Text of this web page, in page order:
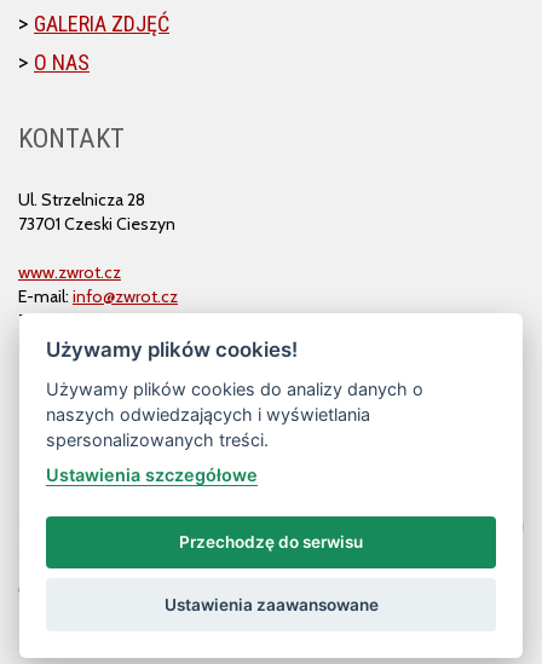
GALERIA ZDJĘĆ
O NAS
KONTAKT
Ul. Strzelnicza 28
73701 Czeski Cieszyn
www.zwrot.cz
E-mail: info@zwrot.cz
Tel. i faks: 558 711 582
© ZWROT
Używamy plików cookies!
Używamy plików cookies do analizy danych o
naszych odwiedzających i wyświetlania
spersonalizowanych treści.
Ustawienia szczegółowe
Przechodzę do serwisu
Ustawienia zaawansowane